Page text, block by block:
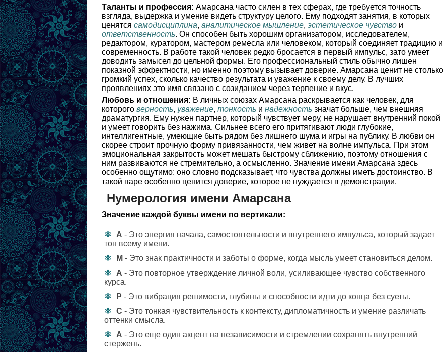
Таланты и профессия: Амарсана часто силен в тех сферах, где требуется точность
взгляда, выдержка и умение видеть структуру целого. Ему подходят занятия, в которых
ценятся самодисциплина, аналитическое мышление, эстетическое чувство и
ответственность. Он способен быть хорошим организатором, исследователем,
редактором, куратором, мастером ремесла или человеком, который соединяет традицию и
современность. В работе такой человек редко бросается в первый импульс, зато умеет
доводить замысел до цельной формы. Его профессиональный стиль обычно лишен
показной эффектности, но именно поэтому вызывает доверие. Амарсана ценит не столько
громкий успех, сколько качество результата и уважение к своему делу. В лучших
проявлениях это имя связано с созиданием через терпение и вкус.
Любовь и отношения: В личных союзах Амарсана раскрывается как человек, для
которого верность, уважение, тонкость и надежность значат больше, чем внешняя
драматургия. Ему нужен партнер, который чувствует меру, не нарушает внутренний покой
и умеет говорить без нажима. Сильнее всего его притягивают люди глубокие,
интеллигентные, умеющие быть рядом без лишнего шума и игры на публику. В любви он
скорее строит прочную форму привязанности, чем живет на волне импульса. При этом
эмоциональная закрытость может мешать быстрому сближению, поэтому отношения с
ним развиваются не стремительно, а осмысленно. Значение имени Амарсана здесь
особенно ощутимо: оно словно подсказывает, что чувства должны иметь достоинство. В
такой паре особенно ценится доверие, которое не нуждается в демонстрации.
Нумерология имени Амарсана
Значение каждой буквы имени по вертикали:
А - Это энергия начала, самостоятельности и внутреннего импульса, который задает
тон всему имени.
М - Это знак практичности и заботы о форме, когда мысль умеет становиться делом.
А - Это повторное утверждение личной воли, усиливающее чувство собственного
курса.
Р - Это вибрация решимости, глубины и способности идти до конца без суеты.
С - Это тонкая чувствительность к контексту, дипломатичность и умение различать
оттенки смысла.
А - Это еще один акцент на независимости и стремлении сохранять внутренний
стержень.